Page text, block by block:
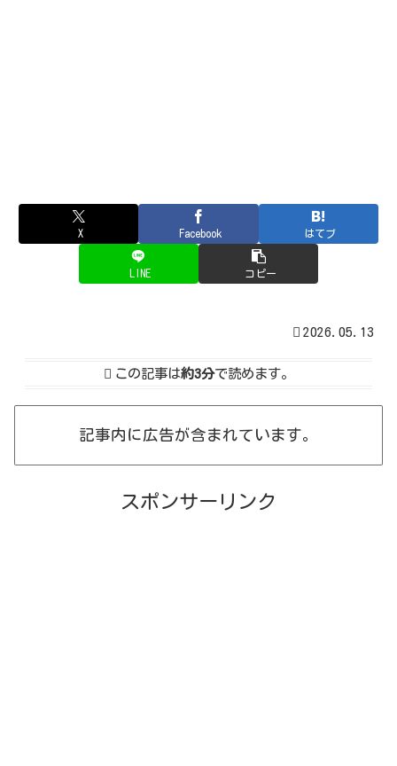
X Facebook はてブ
LINE コピー
2026.05.13
この記事は約3分で読めます。
記事内に広告が含まれています。
スポンサーリンク